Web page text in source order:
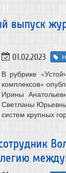
выпуск
01.02.2023
В рубрике
комплексов»
Ирины
Светланы
систем крупных